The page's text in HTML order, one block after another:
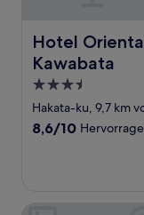
Hotel
Kawabata
Hotel Oriental
3.5-
Sterne-
Unterkunft
Hakata-ku, 9,7 km
8.6
Bewertungen)
8,6/10